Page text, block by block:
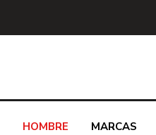
HOMBRE MARCAS